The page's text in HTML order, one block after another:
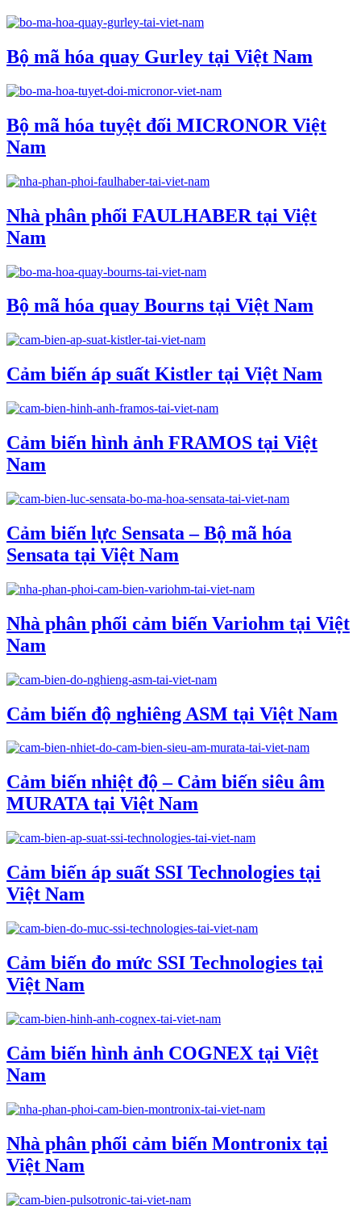
Bộ mã hóa quay Gurley tại Việt Nam
Bộ mã hóa tuyệt đối MICRONOR Việt
Nam
Nhà phân phối FAULHABER tại Việt
Nam
Bộ mã hóa quay Bourns tại Việt Nam
Cảm biến áp suất Kistler tại Việt Nam
Cảm biến hình ảnh FRAMOS tại Việt
Nam
Cảm biến lực Sensata – Bộ mã hóa
Sensata tại Việt Nam
Nhà phân phối cảm biến Variohm tại Việt
Nam
Cảm biến độ nghiêng ASM tại Việt Nam
Cảm biến nhiệt độ – Cảm biến siêu âm
MURATA tại Việt Nam
Cảm biến áp suất SSI Technologies tại
Việt Nam
Cảm biến đo mức SSI Technologies tại
Việt Nam
Cảm biến hình ảnh COGNEX tại Việt
Nam
Nhà phân phối cảm biến Montronix tại
Việt Nam